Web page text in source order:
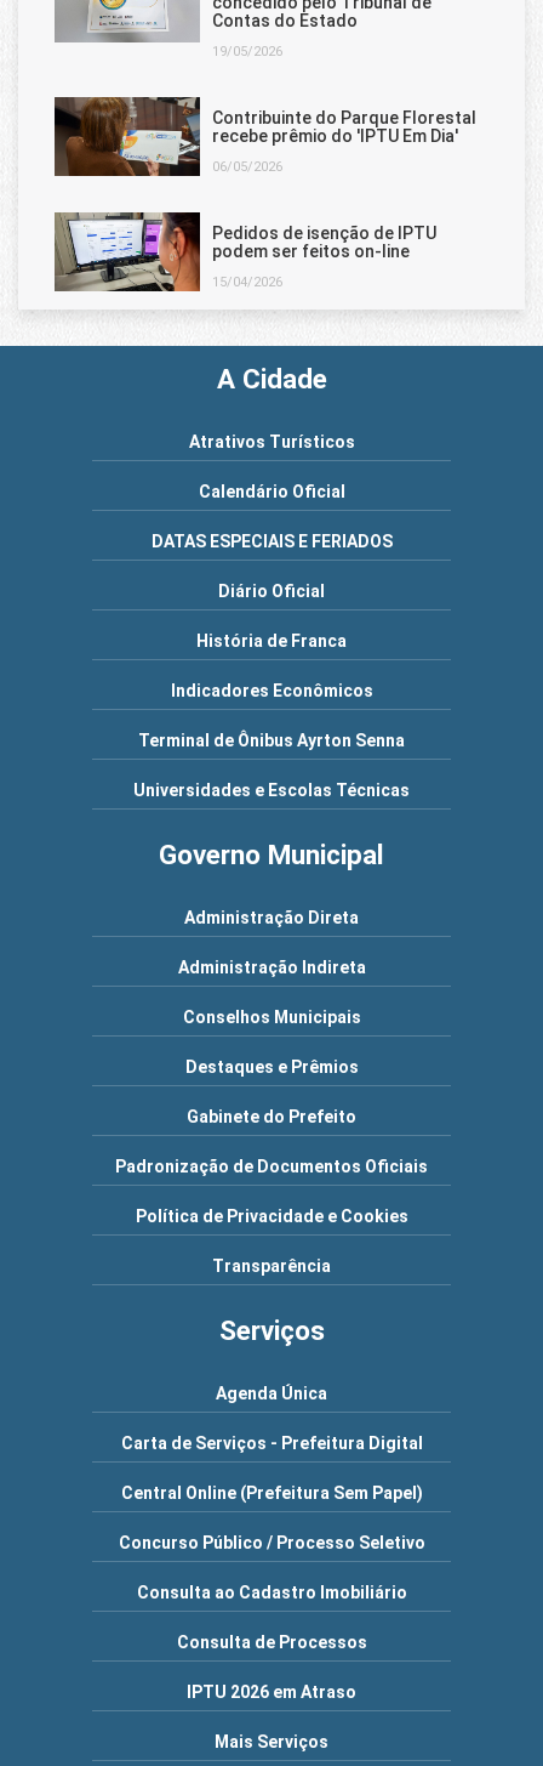
Contas do Estado
19/05/2026
Contribuinte do Parque Florestal
recebe prêmio do 'IPTU Em Dia'
06/05/2026
Pedidos de isenção de IPTU
podem ser feitos on-line
15/04/2026
A Cidade
Atrativos Turísticos
Calendário Oficial
DATAS ESPECIAIS E FERIADOS
Diário Oficial
História de Franca
Indicadores Econômicos
Terminal de Ônibus Ayrton Senna
Universidades e Escolas Técnicas
Governo Municipal
Administração Direta
Administração Indireta
Conselhos Municipais
Destaques e Prêmios
Gabinete do Prefeito
Padronização de Documentos Oficiais
Política de Privacidade e Cookies
Transparência
Serviços
Agenda Única
Carta de Serviços - Prefeitura Digital
Central Online (Prefeitura Sem Papel)
Concurso Público / Processo Seletivo
Consulta ao Cadastro Imobiliário
Consulta de Processos
IPTU 2026 em Atraso
Mais Serviços